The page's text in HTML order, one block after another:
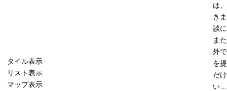
タイル表示
リスト表示
マップ表示
は
き
談
ま
外
を
だ
い…